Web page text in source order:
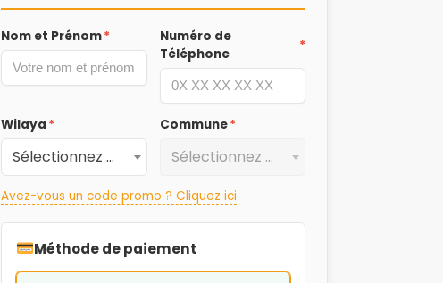
Nom et Prénom*
Numéro de
Téléphone
*
Wilaya *
Sélectionnez une Wilaya
Commune*
Sélectionnez une Commune
Avez-vous un code promo ? Cliquez ici
Méthode de paiement